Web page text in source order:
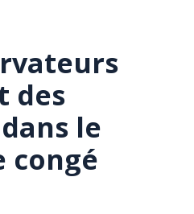
des
le
congé